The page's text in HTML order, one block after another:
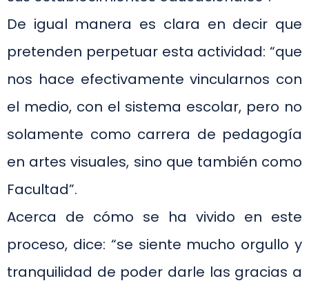
De igual manera es clara en decir que
pretenden perpetuar esta actividad: “que
nos hace efectivamente vincularnos con
el medio, con el sistema escolar, pero no
solamente como carrera de pedagogía
en artes visuales, sino que también como
Facultad”.
Acerca de cómo se ha vivido en este
proceso, dice: “se siente mucho orgullo y
tranquilidad de poder darle las gracias a